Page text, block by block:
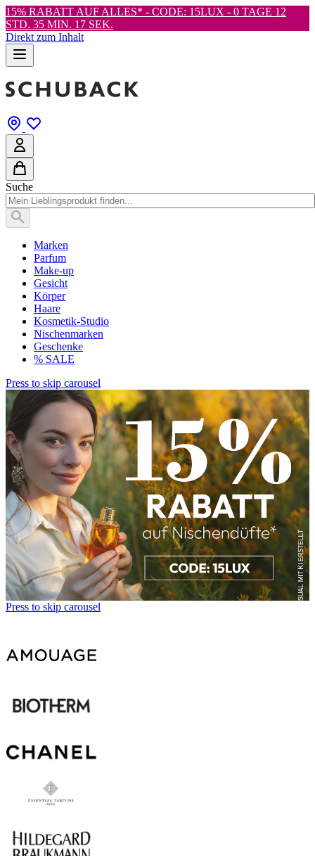
15% RABATT AUF ALLES* - CODE: 15LUX - 0 TAGE 12
STD. 35 MIN. 16 SEK.
Direkt zum Inhalt
Suche
Marken
Parfum
Make-up
Gesicht
Körper
Haare
Kosmetik-Studio
Nischenmarken
Geschenke
% SALE
Press to skip carousel
Press to skip carousel